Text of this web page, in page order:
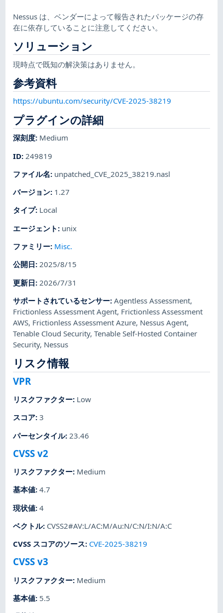
Nessus は、ベンダーによって報告されたパッケージの存
在に依存していることに注意してください。
ソリューション
現時点で既知の解決策はありません。
参考資料
https://ubuntu.com/security/CVE-2025-38219
プラグインの詳細
深刻度: Medium
ID: 249819
ファイル名: unpatched_CVE_2025_38219.nasl
バージョン: 1.27
タイプ: Local
エージェント : unix
ファミリー: Misc.
公開日:2025/8/15
更新日: 2026/7/31
サポートされているセンサー:Agentless Assessment,
Frictionless Assessment Agent, Frictionless Assessment
AWS, Frictionless Assessment Azure, Nessus Agent,
Tenable Cloud Security,Tenable Self-Hosted Container
Security, Nessus
リスク情報
VPR
リスクファクター: Low
スコア:3
パーセンタイル: 23.46
CVSS v2
リスクファクター: Medium
基本値:4.7
現状値:4
ベクトル: CVSS2#AV:L/AC:M/Au:N/C:N/I:N/A:C
CVSS スコアのソース: CVE-2025-38219
CVSS v3
リスクファクター: Medium
基本値: 5.5